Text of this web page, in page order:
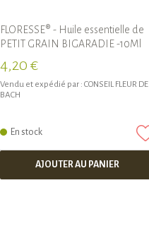
FLORESSE® - Huile essentielle de
PETIT GRAIN BIGARADIE -10Ml
4,20 €
Vendu et expédié par : CONSEIL FLEUR DE
BACH
En stock
AJOUTER AU PANIER